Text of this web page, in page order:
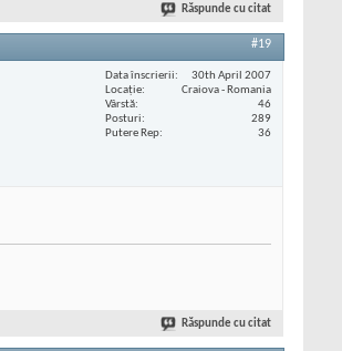
Răspunde cu citat
#19
Data înscrierii
30th April 2007
Locaţie
Craiova - Romania
Vârstă
46
Posturi
289
Putere Rep
36
Răspunde cu citat